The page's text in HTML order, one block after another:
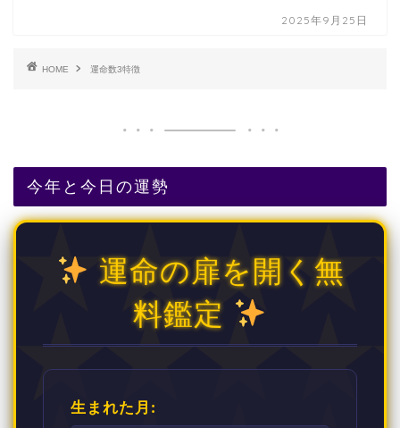
2025年9月25日
HOME 運命数3特徴
今年と今日の運勢
運命の扉を開く無
料鑑定
生まれた月: